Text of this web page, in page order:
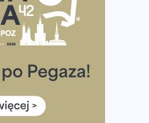
Warszawskiego.
uczestników
– praktyczny
3 treningi wystarczą? Jak
postępy
nami Nocny Portowy Maraton